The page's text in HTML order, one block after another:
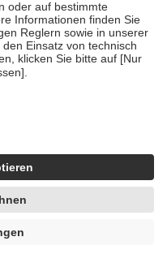
die von der
um echte Bewertungen
4419944605341
Zuhilfenahme künstlicher